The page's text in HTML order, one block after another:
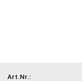
Art.Nr.: